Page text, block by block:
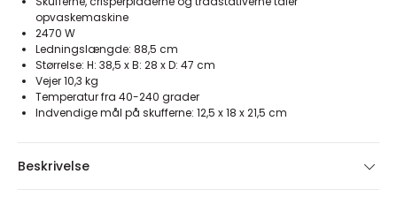
opvaskemaskine
2470 W
Ledningslængde: 88,5 cm
Størrelse: H: 38,5 x B: 28 x D: 47 cm
Vejer 10,3 kg
Temperatur fra 40-240 grader
Indvendige mål på skufferne: 12,5 x 18 x 21,5 cm
Beskrivelse